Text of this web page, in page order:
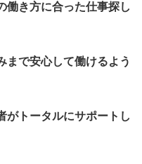
働き方に合った仕事探し
まで安心して働けるよう
がトータルにサポートし